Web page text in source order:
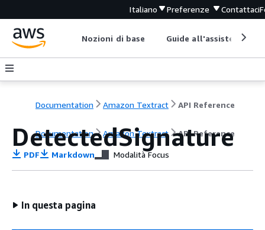
Italiano Preferenze Contattaci
Nozioni di base Guide all'assistenza
Documentation Amazon Textract API Reference
Documentation Amazon Textract API Reference
DetectedSignature
PDF Markdown Modalità Focus
In questa pagina